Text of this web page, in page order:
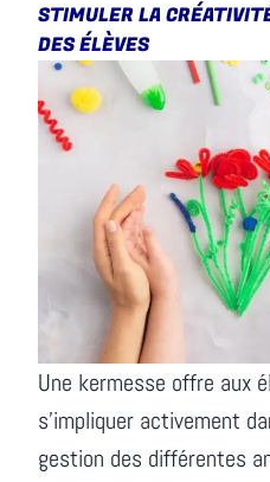
STIMULER LA
DES ÉLÈVES
Une kermesse offre aux
s'impliquer activement
gestion des différentes